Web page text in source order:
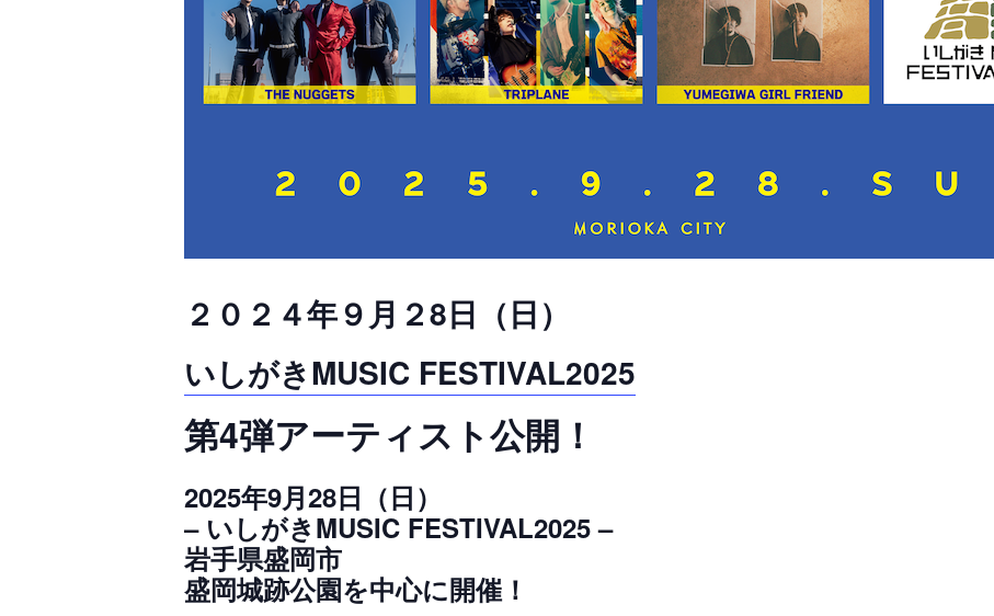
２０２４年９月２8日（日）
いしがきMUSIC FESTIVAL2025
第4弾アーティスト公開！
2025年9月28日（日）
– いしがきMUSIC FESTIVAL2025 –
岩手県盛岡市
盛岡城跡公園を中心に開催！